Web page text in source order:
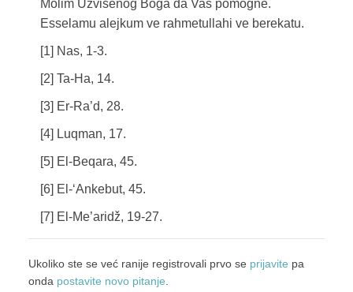
Molim Uzvišenog Boga da Vas pomogne.
Esselamu alejkum ve rahmetullahi ve berekatu.
[1] Nas, 1-3.
[2] Ta-Ha, 14.
[3] Er-Ra’d, 28.
[4] Luqman, 17.
[5] El-Beqara, 45.
[6] El-‘Ankebut, 45.
[7] El-Me’aridž, 19-27.
Ukoliko ste se već ranije registrovali prvo se prijavite pa
onda postavite novo pitanje.